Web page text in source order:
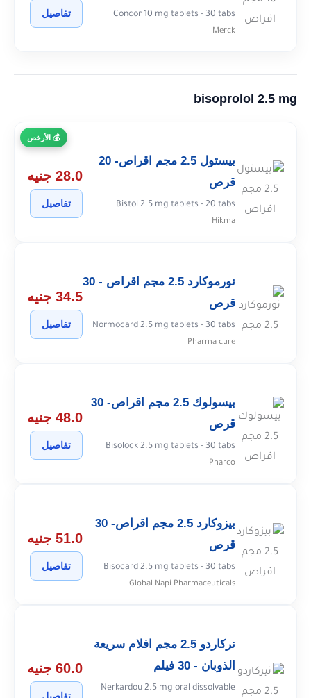
Concor 10 mg tablets - 30 tabs
Merck
تفاصيل
bisoprolol 2.5 mg
الأرخص
بيستول 2.5 مجم اقراص- 20
قرص
Bistol 2.5 mg tablets - 20 tabs
Hikma
28.0 جنيه
تفاصيل
نورموكارد 2.5 مجم اقراص - 30
قرص
Normocard 2.5 mg tablets - 30 tabs
Pharma cure
34.5 جنيه
تفاصيل
بيسولوك 2.5 مجم اقراص- 30
قرص
Bisolock 2.5 mg tablets - 30 tabs
Pharco
48.0 جنيه
تفاصيل
بيزوكارد 2.5 مجم اقراص- 30
قرص
Bisocard 2.5 mg tablets - 30 tabs
Global Napi Pharmaceuticals
51.0 جنيه
تفاصيل
نركاردو 2.5 مجم افلام سريعة
الذوبان - 30 فيلم
Nerkardou 2.5 mg oral dissolvable
60.0 جنيه
تفاصيل